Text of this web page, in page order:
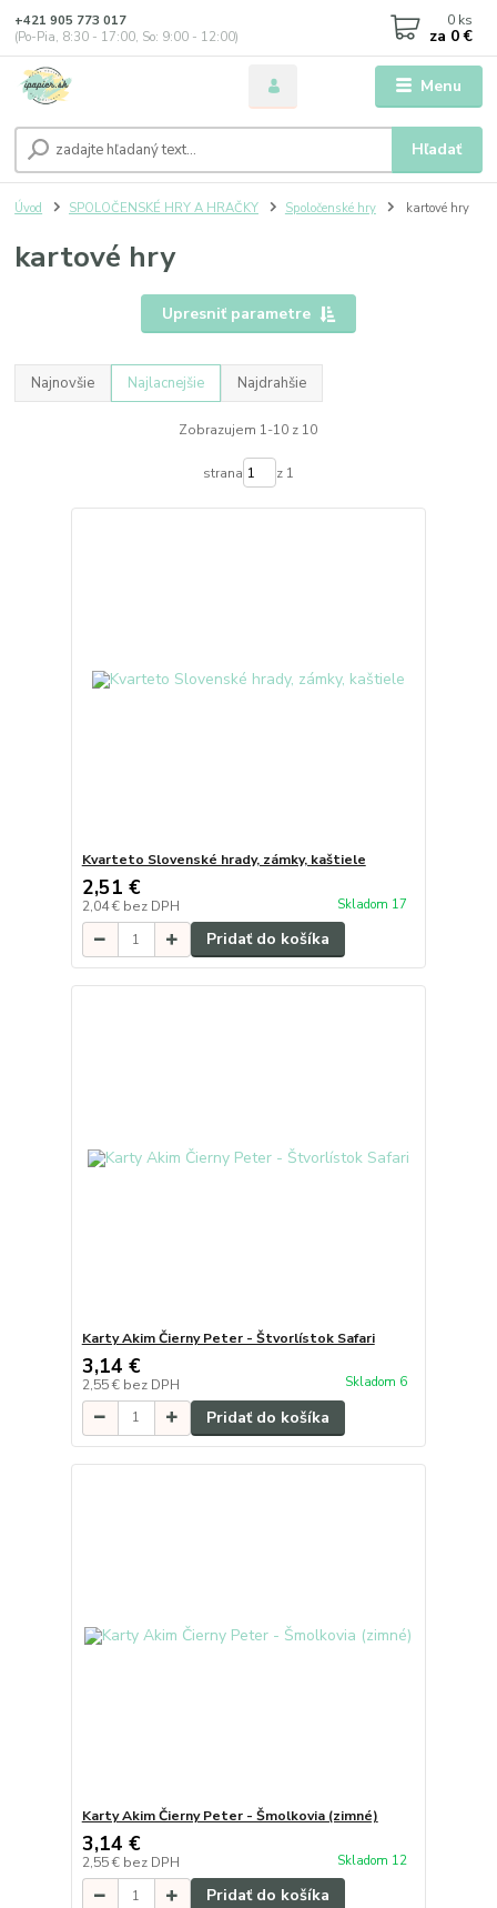
Menu
Hľadať
+421 905 773 017
(Po-Pia, 8:30 - 17:00, So: 9:00 - 12:00)
0 ks
za 0 €
Úvod SPOLOČENSKÉ HRY A HRAČKY Spoločenské hry kartové hry
kartové hry
Upresniť parametre
Najnovšie Najlacnejšie Najdrahšie
Zobrazujem 1-10 z 10
strana z 1
Kvarteto Slovenské hrady, zámky, kaštiele
2,51 €
2,04 € bez DPH Skladom 17
Pridať do košíka
Karty Akim Čierny Peter - Štvorlístok Safari
3,14 €
2,55 € bez DPH Skladom 6
Pridať do košíka
Karty Akim Čierny Peter - Šmolkovia (zimné)
3,14 €
2,55 € bez DPH Skladom 12
Pridať do košíka